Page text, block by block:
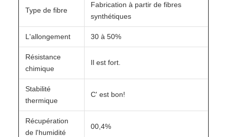
Type de fibre
Fabrication à partir de fibres
synthétiques
L'allongement 30 à 50%
Résistance
chimique
Il est fort.
Stabilité
thermique
C' est bon!
Récupération
de l'humidité
00,4%